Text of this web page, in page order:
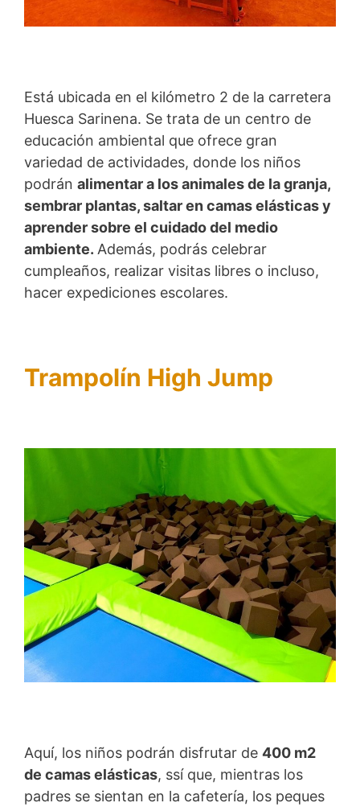
Está ubicada en el kilómetro 2 de la carretera
Huesca Sarinena. Se trata de un centro de
educación ambiental que ofrece gran
variedad de actividades, donde los niños
podrán alimentar a los animales de la granja,
sembrar plantas, saltar en camas elásticas y
aprender sobre el cuidado del medio
ambiente. Además, podrás celebrar
cumpleaños, realizar visitas libres o incluso,
hacer expediciones escolares.
Trampolín High Jump
Aquí, los niños podrán disfrutar de 400 m2
de camas elásticas, ssí que, mientras los
padres se sientan en la cafetería, los peques